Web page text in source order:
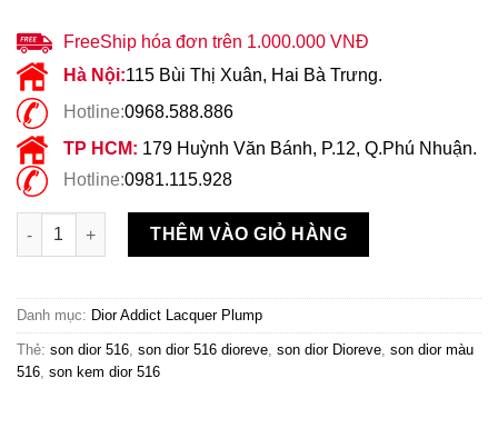
FreeShip hóa đơn trên 1.000.000 VNĐ
Hà Nội:115 Bùi Thị Xuân, Hai Bà Trưng.
Hotline:0968.588.886
TP HCM: 179 Huỳnh Văn Bánh, P.12, Q.Phú Nhuận.
Hotline:0981.115.928
Son Dior 516 Dioreve Addict Lacquer Plump Màu Hồng Nâu
THÊM VÀO GIỎ HÀNG
Danh mục: Dior Addict Lacquer Plump
Thẻ: son dior 516, son dior 516 dioreve, son dior Dioreve, son dior màu
516, son kem dior 516